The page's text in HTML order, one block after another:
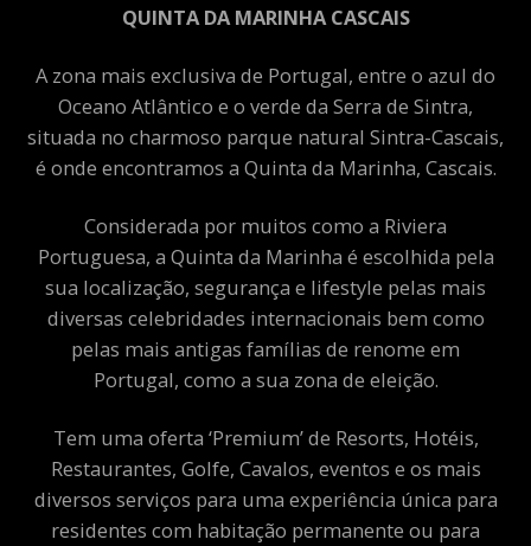
QUINTA DA MARINHA CASCAIS
A zona mais exclusiva de Portugal, entre o azul do
Oceano Atlântico e o verde da Serra de Sintra,
situada no charmoso parque natural Sintra-Cascais,
é onde encontramos a Quinta da Marinha, Cascais.
Considerada por muitos como a Riviera
Portuguesa, a Quinta da Marinha é escolhida pela
sua localização, segurança e lifestyle pelas mais
diversas celebridades internacionais bem como
pelas mais antigas famílias de renome em
Portugal, como a sua zona de eleição.
Tem uma oferta ‘Premium’ de Resorts, Hotéis,
Restaurantes, Golfe, Cavalos, eventos e os mais
diversos serviços para uma experiência única para
residentes com habitação permanente ou para